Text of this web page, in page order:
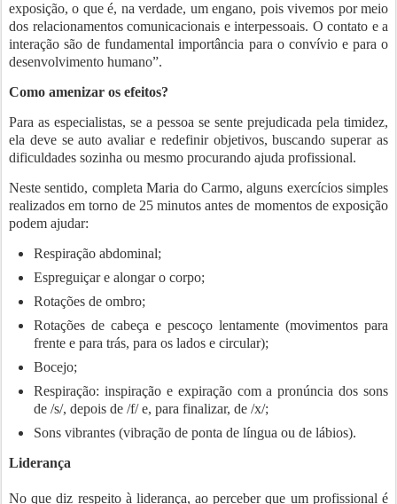
exposição, o que é, na verdade, um engano, pois vivemos por meio
dos relacionamentos comunicacionais e interpessoais. O contato e a
interação são de fundamental importância para o convívio e para o
desenvolvimento humano”.
Como amenizar os efeitos?
Para as especialistas, se a pessoa se sente prejudicada pela timidez,
ela deve se auto avaliar e redefinir objetivos, buscando superar as
dificuldades sozinha ou mesmo procurando ajuda profissional.
Neste sentido, completa Maria do Carmo, alguns exercícios simples
realizados em torno de 25 minutos antes de momentos de exposição
podem ajudar:
Respiração abdominal;
Espreguiçar e alongar o corpo;
Rotações de ombro;
Rotações de cabeça e pescoço lentamente (movimentos para
frente e para trás, para os lados e circular);
Bocejo;
Respiração: inspiração e expiração com a pronúncia dos sons
de /s/, depois de /f/ e, para finalizar, de /x/;
Sons vibrantes (vibração de ponta de língua ou de lábios).
Liderança
No que diz respeito à liderança, ao perceber que um profissional é